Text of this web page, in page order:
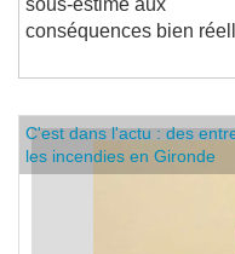
sous-estimé aux
C'est dans l'actu : des
les incendies en Gironde